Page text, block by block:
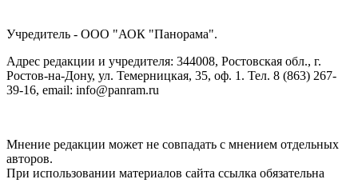
Учредитель - ООО "АОК "Панорама".
Адрес редакции и учредителя: 344008, Ростовская обл., г.
Ростов-на-Дону, ул. Темерницкая, 35, оф. 1. Тел. 8 (863) 267-
39-16, email: info@panram.ru
Мнение редакции может не совпадать с мнением отдельных
авторов.
При использовании материалов сайта ссылка обязательна